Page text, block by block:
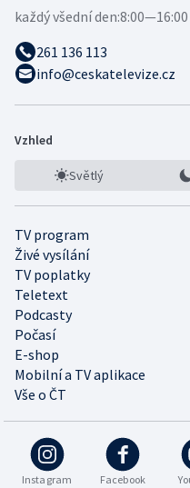
každý všední den:
261 136 113
info@ceskatelevize.cz
Vzhled
Světlý
TV program
Živé vysílání
TV poplatky
Teletext
Podcasty
Počasí
E-shop
Mobilní a TV aplikace
Vše o ČT
Instagram Facebook